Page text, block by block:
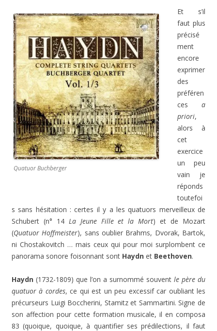
Quatuor Buchberger
Et s’il
faut plus
précisé
ment
encore
exprimer
des
préféren
ces a
priori,
alors à
cet
exercice
un peu
vain je
réponds
toutefoi
s sans hésitation : certes il y a les quatuors merveilleux de
Schubert (n° 14 La Jeune Fille et la Mort) et de Mozart
(Quatuor Hoffmeister), sans oublier Brahms, Dvorak, Bartok,
ni Chostakovitch … mais ceux qui pour moi surplombent ce
panorama sonore foisonnant sont Haydn et Beethoven.
Haydn (1732-1809) que l’on a surnommé souvent le père du
quatuor à cordes, ce qui est un peu excessif car oubliant les
précurseurs Luigi Boccherini, Stamitz et Sammartini. Signe de
son affection pour cette formation musicale, il en composa
83 (quoique, quoique, à quantifier ses prédilections, il faut